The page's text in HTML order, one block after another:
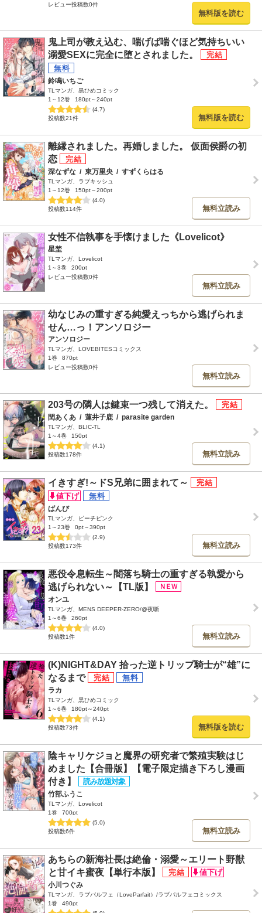
レビュー投稿数0件
無料版を読む
鬼上司が教え込む、喘げば喘ぐほど気持ちいい
溺愛SEXに完全に堕とされました。
鈴鳴いちご
TLマンガ、黒ひめコミック
1～12巻
180pt～240pt
(4.7)
投稿数21件
無料版を読む
離縁されました。再婚しました。 仮面侯爵の初
恋
深なずな / 東万里央 / すずくらはる
TLマンガ、ラブキッシュ
1～12巻
150pt～200pt
(4.0)
投稿数114件
無料立読み
女性不信執事を手懐けました《Lovelicot》
星埜
TLマンガ、Lovelicot
1～3巻
200pt
レビュー投稿数0件
無料立読み
幼なじみの重すぎる純愛えっちから逃げられま
せん…っ！アンソロジー
アンソロジー
TLマンガ、LOVEBITESコミックス
1巻
870pt
レビュー投稿数0件
無料立読み
203号の隣人は鍵束一つ残して消えた。
閏あくあ / 蓮井子鹿 / parasite garden
TLマンガ、BLIC-TL
1～4巻
150pt
(4.1)
投稿数178件
無料立読み
イきすぎ!～ドS兄弟に囲まれて～
ばんび
TLマンガ、ピーチピンク
1～23巻
0pt～390pt
(2.9)
投稿数173件
無料立読み
悪役令息転生～闇落ち騎士の重すぎる執愛から
逃げられない～【TL版】
オンユ
TLマンガ、MENS DEEPER-ZERO/@夜噺
1～6巻
260pt
(4.0)
投稿数1件
無料立読み
(K)NIGHT&DAY 拾った逆トリップ騎士が“雄”に
なるまで
ラカ
TLマンガ、黒ひめコミック
1～6巻
180pt～240pt
(4.1)
投稿数73件
無料版を読む
陰キャリケジョと魔界の研究者で繁殖実験はじ
めました【合冊版】【電子限定描き下ろし漫画
付き】
竹部ふうこ
TLマンガ、Lovelicot
1巻
700pt
(5.0)
投稿数6件
無料立読み
あちらの新海社長は絶倫・溺愛～エリート野獣
と甘イキ蜜夜【単行本版】
小川つぐみ
TLマンガ、ラブパルフェ（LoveParfait）/ラブパルフェコミックス
1巻
490pt